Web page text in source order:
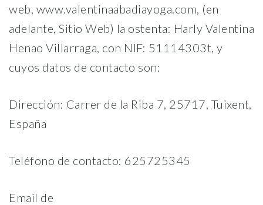
web, www.valentinaabadiayoga.com, (en
adelante, Sitio Web) la ostenta: Harly Valentina
Henao Villarraga, con NIF: 51114303t, y
cuyos datos de contacto son:
Dirección: Carrer de la Riba 7, 25717, Tuixent,
España
Teléfono de contacto: 625725345
Email de